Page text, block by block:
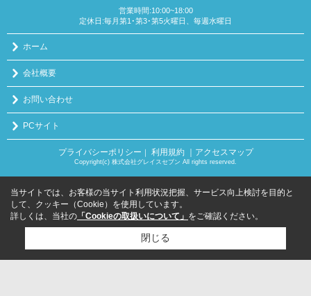
営業時間:10:00~18:00
定休日:毎月第1･第3･第5火曜日、毎週水曜日
ホーム
会社概要
お問い合わせ
PCサイト
プライバシーポリシー 利用規約 ｜アクセスマップ
Copyright(c) 株式会社グレイスセブン All rights reserved.
当サイトでは、お客様の当サイト利用状況把握、サービス向上検討を目的と
して、クッキー（Cookie）を使用しています。
詳しくは、当社の 「Cookieの取扱いについて」 をご確認ください。
閉じる